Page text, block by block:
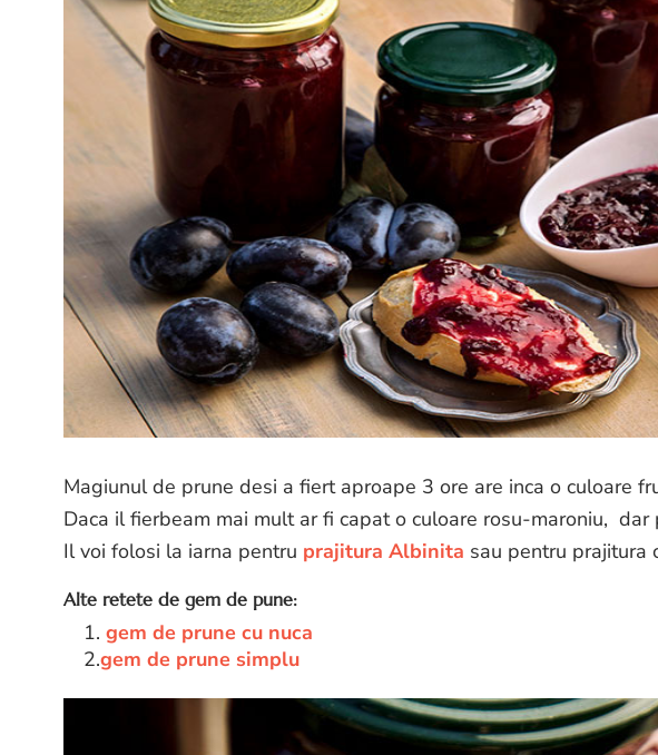
Magiunul de prune desi a fiert aproape 3 ore are inca o culoare
Daca il fierbeam mai mult ar fi capat o culoare rosu-maroniu, dar
Il voi folosi la iarna pentru prajitura Albinita sau pentru prajitura
Alte retete de gem de pune:
1. gem de prune cu nuca
2.gem de prune simplu